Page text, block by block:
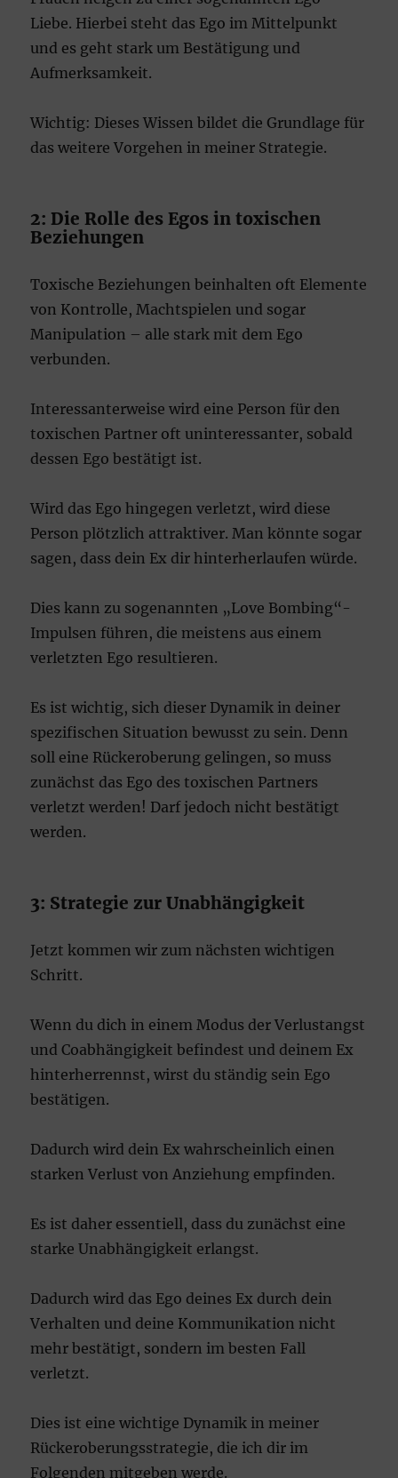
Liebe. Hierbei steht das Ego im Mittelpunkt
und es geht stark um Bestätigung und
Aufmerksamkeit.
Wichtig: Dieses Wissen bildet die Grundlage für
das weitere Vorgehen in meiner Strategie.
2: Die Rolle des Egos in toxischen
Beziehungen
Toxische Beziehungen beinhalten oft Elemente
von Kontrolle, Machtspielen und sogar
Manipulation – alle stark mit dem Ego
verbunden.
Interessanterweise wird eine Person für den
toxischen Partner oft uninteressanter, sobald
dessen Ego bestätigt ist.
Wird das Ego hingegen verletzt, wird diese
Person plötzlich attraktiver. Man könnte sogar
sagen, dass dein Ex dir hinterherlaufen würde.
Dies kann zu sogenannten „Love Bombing“-
Impulsen führen, die meistens aus einem
verletzten Ego resultieren.
Es ist wichtig, sich dieser Dynamik in deiner
spezifischen Situation bewusst zu sein. Denn
soll eine Rückeroberung gelingen, so muss
zunächst das Ego des toxischen Partners
verletzt werden! Darf jedoch nicht bestätigt
werden.
3: Strategie zur Unabhängigkeit
Jetzt kommen wir zum nächsten wichtigen
Schritt.
Wenn du dich in einem Modus der Verlustangst
und Coabhängigkeit befindest und deinem Ex
hinterherrennst, wirst du ständig sein Ego
bestätigen.
Dadurch wird dein Ex wahrscheinlich einen
starken Verlust von Anziehung empfinden.
Es ist daher essentiell, dass du zunächst eine
starke Unabhängigkeit erlangst.
Dadurch wird das Ego deines Ex durch dein
Verhalten und deine Kommunikation nicht
mehr bestätigt, sondern im besten Fall
verletzt.
Dies ist eine wichtige Dynamik in meiner
Rückeroberungsstrategie, die ich dir im
Folgenden mitgeben werde.